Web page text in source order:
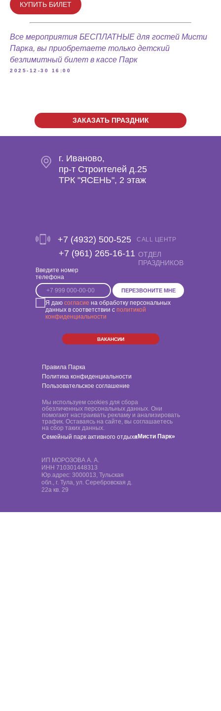
КУПИТЬ БИЛЕТ
Все мероприятия БЕСПЛАТНЫЕ для гостей Мисти
Парка, вы приобретаете только детский
безлимитный билет в кассе Парк
2025-12-30 16:00
ЗАКАЗАТЬ ПРАЗДНИК
Введите номер
телефона
Я даю согласие на обработку персональных
данных в соответствии с политикой
конфиденциальности
ПЕРЕЗВОНИТЕ МНЕ
г. Иваново,
пр-т Строителей д.25
ТРК "ЯСЕНЬ", 2 этаж
+7 (4932) 500-525
‎+7 (961) 265-16-11 ОТДЕЛ
ПРАЗДНИКОВ
CALL ЦЕНТР
Правила Парка
Политика конфиденциальности
Пользовательское соглашение
ИП МОРОЗОВА А. А.
ИНН 710301448313
Юр.адрес: 3000013, Тульская
обл., г. Тула, ул. Серебровская д.
22а кв. 29
Семейный парк активного отдыха
Мы используем cookies для сбора
обезличенных персональных данных. Они
помогают настраивать рекламу и анализировать
трафик. Оставаясь на сайте, вы соглашаетесь
на сбор таких данных.
«Мисти Парк»
ВАКАНСИИ